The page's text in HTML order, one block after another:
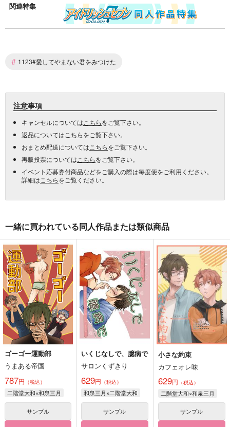
関連特集
# 1123#愛してやまない君をみつけた
注意事項
キャンセルについては こちらをご覧下さい。
返品については こちらをご覧下さい。
おまとめ配送については こちらをご覧下さい。
再販投票については こちらをご覧下さい。
イベント応募券付商品などをご購入の際は毎度便をご利用ください。
詳細は こちらをご覧ください。
一緒に買われている同人作品または類似商品
ゴーゴー運動部
うまある帝国
787円 （税込）
二階堂大和×和泉三月
サンプル
いくじなしで、臆病で
サロンくずきり
629円 （税込）
和泉三月×二階堂大和
サンプル
小さな約束
カフェオレ味
629円 （税込）
二階堂大和×和泉三月
サンプル